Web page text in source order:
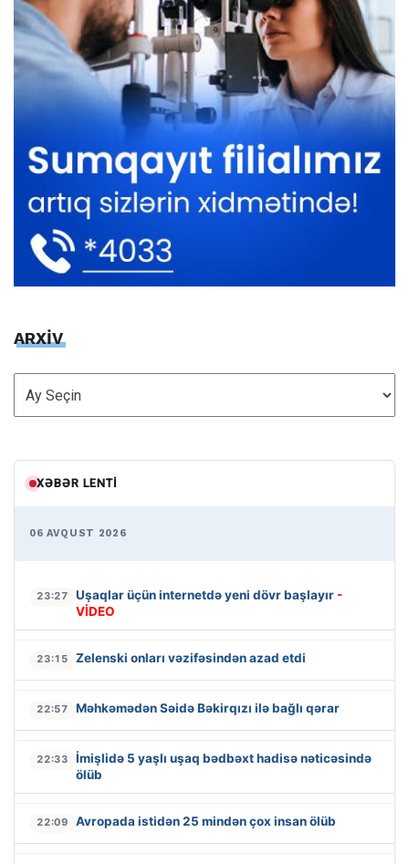
ARXİV
ARXİV
XƏBƏR LENTI
06 AVQUST 2026
23:27 Uşaqlar üçün internetdə yeni dövr başlayır -
VİDEO
23:15 Zelenski onları vəzifəsindən azad etdi
22:57 Məhkəmədən Səidə Bəkirqızı ilə bağlı qərar
22:33
İmişlidə 5 yaşlı uşaq bədbəxt hadisə nəticəsində
ölüb
22:09 Avropada istidən 25 mindən çox insan ölüb